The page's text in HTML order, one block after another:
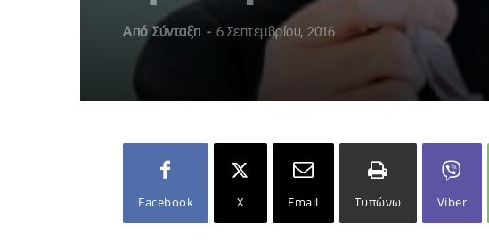
Από Σύνταξη - 6 Σεπτεμβρίου, 2016
Facebook X Email Τυπώνω Viber